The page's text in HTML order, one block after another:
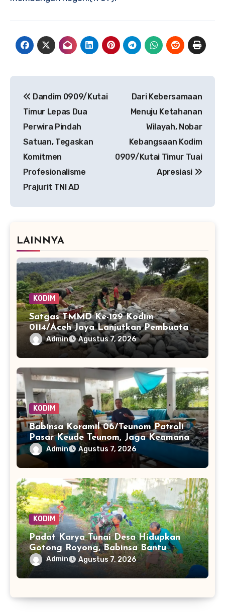
pos
Dandim 0909/Kutai
Timur Lepas Dua
Perwira Pindah
Satuan, Tegaskan
Komitmen
Profesionalisme
Prajurit TNI AD
Dari Kebersamaan
Menuju Ketahanan
Wilayah, Nobar
Kebangsaan Kodim
0909/Kutai Timur Tuai
Apresiasi
LAINNYA
KODIM
Satgas TMMD Ke-129 Kodim
0114/Aceh Jaya Lanjutkan Pembuatan
Jembatan Kayu 4×6
Admin Agustus 7, 2026
KODIM
Babinsa Koramil 06/Teunom Patroli
Pasar Keude Teunom, Jaga Keamanan
dan Kenyamanan Aktivitas Warga
Admin Agustus 7, 2026
KODIM
Padat Karya Tunai Desa Hidupkan
Gotong Royong, Babinsa Bantu
Bersihkan Akses Warga
Admin Agustus 7, 2026